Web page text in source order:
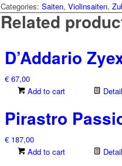
Categories: Saiten, Violinsaiten,
Related
D’Addario
€ 67,00
Add to cart
Pirastro
€ 187,00
Add to cart